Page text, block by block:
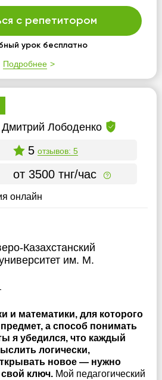
с репетитором
урок бесплатно
Подробнее
Дмитрий Лободенко
5 отзывов: 5
от 3500 тнг/час
онлайн
Казахстанский
им. М.
и математики, для которого
а способ понимать
я убедился, что каждый
логически,
новое — нужно
ключ. Мой педагогический